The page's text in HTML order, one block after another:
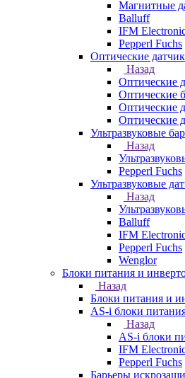
Магнитные
Balluff
IFM
Pepperl Fuchs
Оптические
Назад
Оптические
Оптические
Оптические
Оптические
Ультразвуковые
Назад
Pepperl Fuchs
Ультразвуковые
Назад
Balluff
IFM
Pepperl Fuchs
Wenglor
Блоки питания и
Назад
Блоки питания и
AS-i блоки
Назад
AS-i блоки
IFM
Pepperl Fuchs
Барьеры